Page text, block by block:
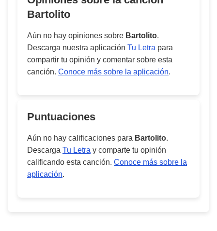
Bartolito
Aún no hay opiniones sobre Bartolito.
Descarga nuestra aplicación Tu Letra para
compartir tu opinión y comentar sobre esta
canción. Conoce más sobre la aplicación.
Puntuaciones
Aún no hay calificaciones para Bartolito.
Descarga Tu Letra y comparte tu opinión
calificando esta canción. Conoce más sobre la
aplicación.